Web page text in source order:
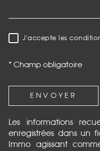
J'accepte les
* Champ obligatoire
ENVOYER
Les informations
enregistrées dans un
Immo agissant